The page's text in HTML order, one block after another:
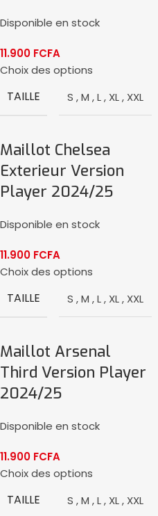
Disponible en stock
11.900 FCFA
Choix des options
TAILLE S ,M ,L, XL, XXL
Maillot Chelsea
Exterieur Version
Player 2024/25
Disponible en stock
11.900 FCFA
Choix des options
TAILLE S ,M ,L, XL, XXL
Maillot Arsenal
Third Version Player
2024/25
Disponible en stock
11.900 FCFA
Choix des options
TAILLE S ,M ,L, XL, XXL